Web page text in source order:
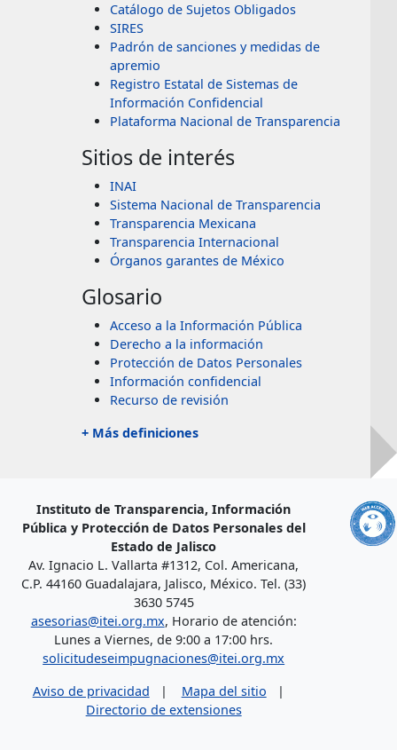
Catálogo de Sujetos Obligados
SIRES
Padrón de sanciones y medidas de
apremio
Registro Estatal de Sistemas de
Información Confidencial
Plataforma Nacional de Transparencia
Sitios de interés
INAI
Sistema Nacional de Transparencia
Transparencia Mexicana
Transparencia Internacional
Órganos garantes de México
Glosario
Acceso a la Información Pública
Derecho a la información
Protección de Datos Personales
Información confidencial
Recurso de revisión
+ Más definiciones
Instituto de Transparencia, Información
Pública y Protección de Datos Personales del
Estado de Jalisco
Av. Ignacio L. Vallarta #1312, Col. Americana,
C.P. 44160 Guadalajara, Jalisco, México. Tel. (33)
3630 5745
asesorias@itei.org.mx, Horario de atención:
Lunes a Viernes, de 9:00 a 17:00 hrs.
solicitudeseimpugnaciones@itei.org.mx
Aviso de privacidad | Mapa del sitio |
Directorio de extensiones